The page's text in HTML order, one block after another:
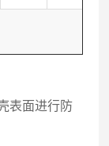
表面进行防